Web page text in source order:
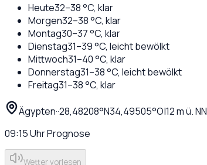
Heute32–38°C, klar
Morgen32–38°C, klar
Montag30–37°C, klar
Dienstag31–39°C, leicht bewölkt
Mittwoch31–40°C, klar
Donnerstag31–38°C, leicht bewölkt
Freitag31–38°C, klar
Ägypten··28,48208°N34,49505°O|12m ü. NN
09:15UhrPrognose
Wetter vorlesen